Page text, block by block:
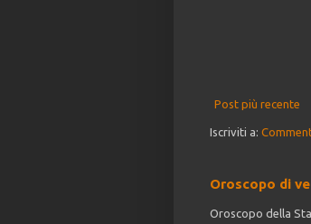
Post più recente
Iscriviti a:
Oroscopo di
Oroscopo della